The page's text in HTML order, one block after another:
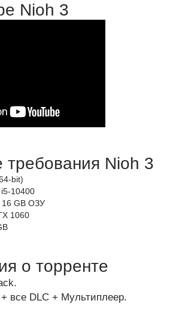
Nioh 3
Nioh 3
bit)
10400
16 GB ОЗУ
1060
о торренте
все DLC + Мультиплеер.